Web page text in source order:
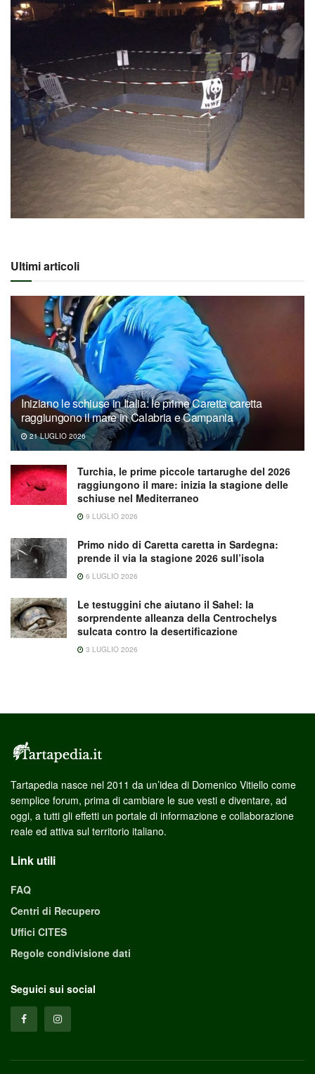
Ultimi articoli
Iniziano le schiuse in Italia: le prime Caretta caretta
raggiungono il mare in Calabria e Campania
21 LUGLIO 2026
Turchia, le prime piccole tartarughe del 2026
raggiungono il mare: inizia la stagione delle
schiuse nel Mediterraneo
9 LUGLIO 2026
Primo nido di Caretta caretta in Sardegna:
prende il via la stagione 2026 sull’isola
6 LUGLIO 2026
Le testuggini che aiutano il Sahel: la
sorprendente alleanza della Centrochelys
sulcata contro la desertificazione
3 LUGLIO 2026
Tartapedia nasce nel 2011 da un’idea di Domenico Vitiello come
semplice forum, prima di cambiare le sue vesti e diventare, ad
oggi, a tutti gli effetti un portale di informazione e collaborazione
reale ed attiva sul territorio italiano.
Link utili
FAQ
Centri di Recupero
Uffici CITES
Regole condivisione dati
Seguici sui social